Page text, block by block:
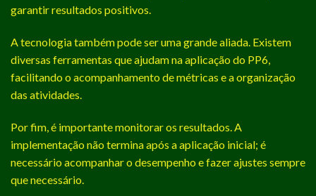
garantir resultados positivos.
A tecnologia também pode ser uma grande aliada. Existem
diversas ferramentas que ajudam na aplicação do PP6,
facilitando o acompanhamento de métricas e a organização
das atividades.
Por fim, é importante monitorar os resultados. A
implementação não termina após a aplicação inicial; é
necessário acompanhar o desempenho e fazer ajustes sempre
que necessário.